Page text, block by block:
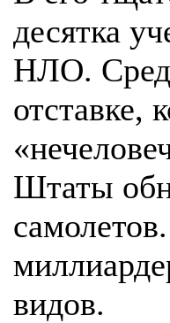
десятка
НЛО.
отставке,
Штаты
видов.